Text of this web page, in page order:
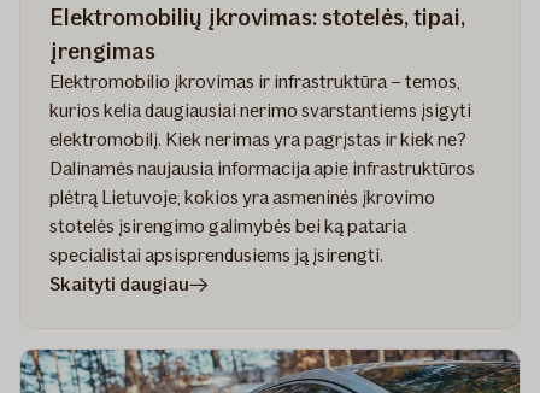
Elektromobilių įkrovimas: stotelės, tipai,
įrengimas
Elektromobilio įkrovimas ir infrastruktūra – temos,
kurios kelia daugiausiai nerimo svarstantiems įsigyti
elektromobilį. Kiek nerimas yra pagrįstas ir kiek ne?
Dalinamės naujausia informacija apie infrastruktūros
plėtrą Lietuvoje, kokios yra asmeninės įkrovimo
stotelės įsirengimo galimybės bei ką pataria
specialistai apsisprendusiems ją įsirengti.
Skaityti daugiaustraipsnyje
stotelės,